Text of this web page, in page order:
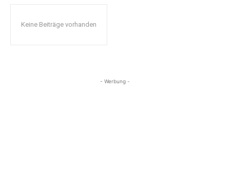
Keine Beiträge vorhanden
- Werbung -